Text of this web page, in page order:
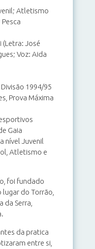
Atletismo
(Letra: José
Voz: Aida
1994/95
Prova Máxima
Gaia
nível Juvenil
Atletismo e
foi fundado
lugar do Torrão,
da Serra,
da pratica
entre si,